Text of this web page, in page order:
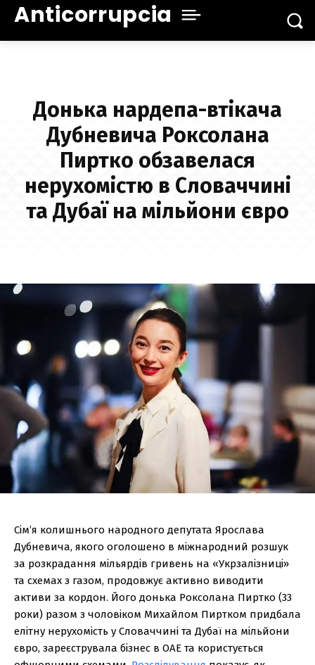
Anticorrupcia
Донька нардепа-втікача
Дубневича Роксолана
Пиртко обзавелася
нерухомістю в Словаччині
та Дубаї на мільйони євро
Сім’я колишнього народного депутата Ярослава
Дубневича, якого оголошено в міжнародний розшук
за розкрадання мільярдів гривень на «Укрзалізниці»
та схемах з газом, продовжує активно виводити
активи за кордон. Його донька Роксолана Пиртко (33
роки) разом з чоловіком Михайлом Пиртком придбала
елітну нерухомість у Словаччині та Дубаї на мільйони
євро, зареєструвала бізнес в ОАЕ та користується